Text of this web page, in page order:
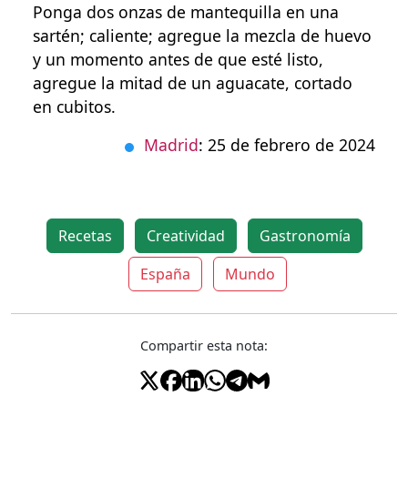
Ponga dos onzas de mantequilla en una
sartén; caliente; agregue la mezcla de huevo
y un momento antes de que esté listo,
agregue la mitad de un aguacate, cortado
en cubitos.
Madrid: 25 de febrero de 2024
Recetas Creatividad
Gastronomía
España
Mundo
Compartir esta nota: